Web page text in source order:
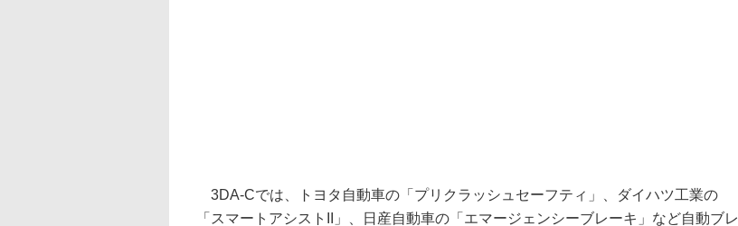
3DA-Cでは、トヨタ自動車の「プリクラッシュセーフティ」、ダイハツ工業の
「スマートアシストII」、日産自動車の「エマージェンシーブレーキ」など自動ブレ